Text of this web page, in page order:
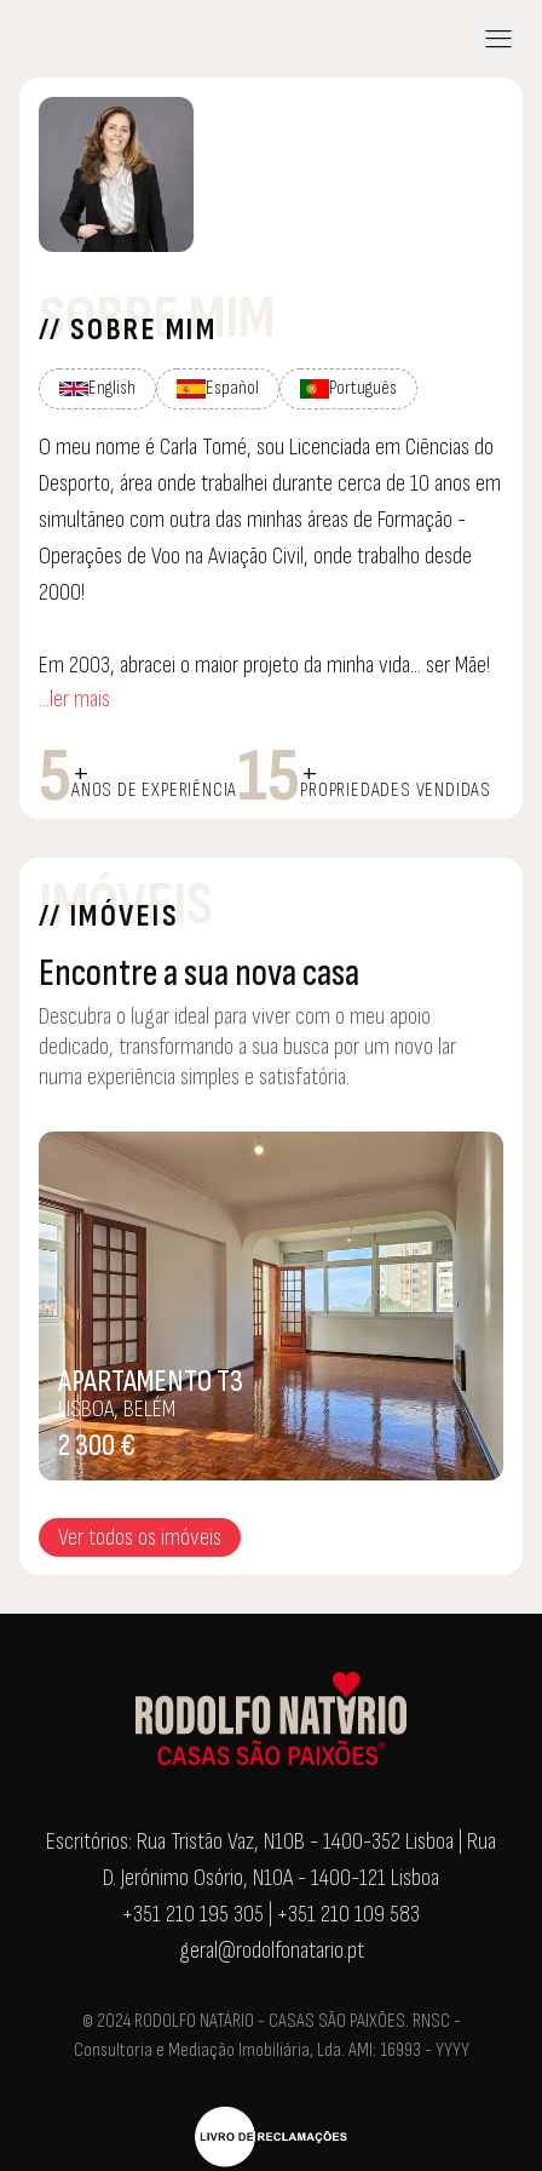
menu
// SOBRE MIM
SOBRE MIM
English Español Português
O meu nome é Carla Tomé, sou Licenciada em Ciências do
Desporto, área onde trabalhei durante cerca de 10 anos em
simultâneo com outra das minhas áreas de Formação -
Operações de Voo na Aviação Civil, onde trabalho desde
2000!
Em 2003, abracei o maior projeto da minha vida... ser Mãe!
Hoje sou mãe de 3 filhos, mantenho a minha atividade
Coordenadora de Formação e há 5 anos atrás decidi "correr
atrás" de mais uma das minhas Paixões, enveredando
O que melhor me caracteriza é a constante preocupação
pelo bem estar e a dedicação ao próximo, é a capacidade
de trabalho, de adaptação, de organização e a paixão que
deposito em tudo o que me proponho fazer!
com uma equipa de Topo, onde o profissionalismo, o
detalhe, o rigor, a exclusividade e o humanismo imperam, e
por esse motivo, identifiquei-me desde o 1º dia! Senti-me
em casa aqui, na Rodolfo Natário - Casas São Paixões,
apoiada por toda uma equipa que transmite total confiança
para poder ir ao encontro das necessidades dos nossos
clientes, oferecendo assim um serviço de excelência!
Espero ajudar a marcar a diferença e a poder servi-lo na
procura dos seus sonhos, das suas paixões!
"Casas são Paixões", venha conhecer a sua connosco!
Carla Tomé
...ler mais
5+
ANOS DE EXPERIÊNCIA15+
PROPRIEDADES VENDIDAS
// IMÓVEIS
IMÓVEIS
Encontre a sua nova casa
Descubra o lugar ideal para viver com o meu apoio
dedicado, transformando a sua busca por um novo lar
numa experiência simples e satisfatória.
APARTAMENTO T3
LISBOA, BELÉM
2 300 €
Ver todos os imóveis
Escritórios: Rua Tristão Vaz, N10B - 1400-352 Lisboa | Rua
D. Jerónimo Osório, N10A - 1400-121 Lisboa
+351 210 195 305 | +351 210 109 583
geral@rodolfonatario.pt
© 2024 RODOLFO NATÁRIO - CASAS SÃO PAIXÕES. RNSC -
Consultoria e Mediação Imobiliária, Lda. AMI: 16993 - YYYY